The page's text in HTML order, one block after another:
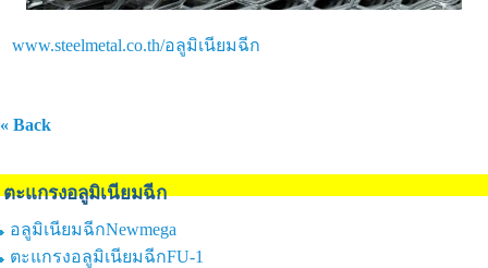
www.steelmetal.co.th/อลูมิเนียมฉีก
« Back
ตะแกรงอลูมิเนียมฉีก
อลูมิเนียมฉีกNewmega
ตะแกรงอลูมิเนียมฉีกFU-1